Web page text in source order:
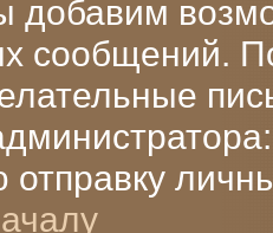
сообщений.
отправку